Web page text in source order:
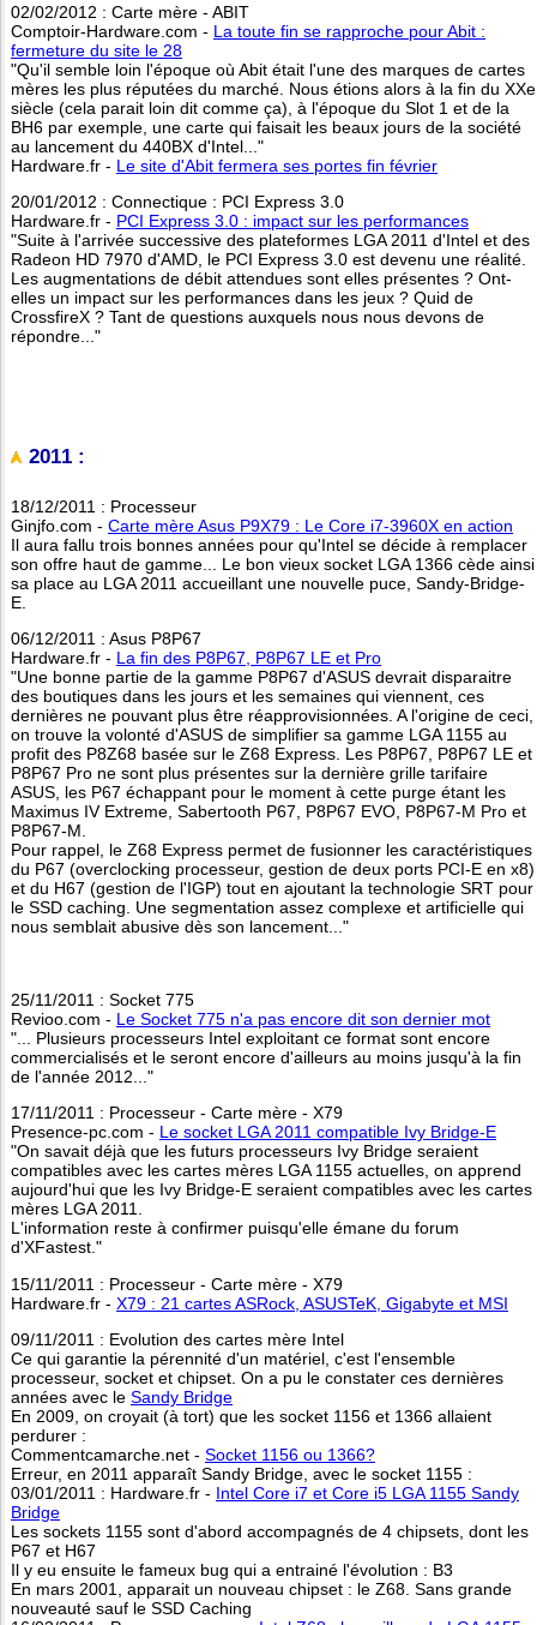
02/02/2012 : Carte mère - ABIT
Comptoir-Hardware.com - La toute fin se rapproche pour Abit :
fermeture du site le 28
"Qu'il semble loin l'époque où Abit était l'une des marques de cartes
mères les plus réputées du marché. Nous étions alors à la fin du XXe
siècle (cela parait loin dit comme ça), à l'époque du Slot 1 et de la
BH6 par exemple, une carte qui faisait les beaux jours de la société
au lancement du 440BX d'Intel..."
Hardware.fr - Le site d'Abit fermera ses portes fin février
20/01/2012 : Connectique : PCI Express 3.0
Hardware.fr - PCI Express 3.0 : impact sur les performances
"Suite à l'arrivée successive des plateformes LGA 2011 d'Intel et des
Radeon HD 7970 d'AMD, le PCI Express 3.0 est devenu une réalité.
Les augmentations de débit attendues sont elles présentes ? Ont-
elles un impact sur les performances dans les jeux ? Quid de
CrossfireX ? Tant de questions auxquels nous nous devons de
répondre..."
2011 :
18/12/2011 : Processeur
Ginjfo.com - Carte mère Asus P9X79 : Le Core i7-3960X en action
Il aura fallu trois bonnes années pour qu'Intel se décide à remplacer
son offre haut de gamme... Le bon vieux socket LGA 1366 cède ainsi
sa place au LGA 2011 accueillant une nouvelle puce, Sandy-Bridge-
E.
06/12/2011 : Asus P8P67
Hardware.fr - La fin des P8P67, P8P67 LE et Pro
"Une bonne partie de la gamme P8P67 d'ASUS devrait disparaitre
des boutiques dans les jours et les semaines qui viennent, ces
dernières ne pouvant plus être réapprovisionnées. A l'origine de ceci,
on trouve la volonté d'ASUS de simplifier sa gamme LGA 1155 au
profit des P8Z68 basée sur le Z68 Express. Les P8P67, P8P67 LE et
P8P67 Pro ne sont plus présentes sur la dernière grille tarifaire
ASUS, les P67 échappant pour le moment à cette purge étant les
Maximus IV Extreme, Sabertooth P67, P8P67 EVO, P8P67-M Pro et
P8P67-M.
Pour rappel, le Z68 Express permet de fusionner les caractéristiques
du P67 (overclocking processeur, gestion de deux ports PCI-E en x8)
et du H67 (gestion de l'IGP) tout en ajoutant la technologie SRT pour
le SSD caching. Une segmentation assez complexe et artificielle qui
nous semblait abusive dès son lancement..."
25/11/2011 : Socket 775
Revioo.com - Le Socket 775 n'a pas encore dit son dernier mot
"... Plusieurs processeurs Intel exploitant ce format sont encore
commercialisés et le seront encore d'ailleurs au moins jusqu'à la fin
de l'année 2012..."
17/11/2011 : Processeur - Carte mère - X79
Presence-pc.com - Le socket LGA 2011 compatible Ivy Bridge-E
"On savait déjà que les futurs processeurs Ivy Bridge seraient
compatibles avec les cartes mères LGA 1155 actuelles, on apprend
aujourd'hui que les Ivy Bridge-E seraient compatibles avec les cartes
mères LGA 2011.
L'information reste à confirmer puisqu'elle émane du forum
d'XFastest."
15/11/2011 : Processeur - Carte mère - X79
Hardware.fr - X79 : 21 cartes ASRock, ASUSTeK, Gigabyte et MSI
09/11/2011 : Evolution des cartes mère Intel
Ce qui garantie la pérennité d'un matériel, c'est l'ensemble
processeur, socket et chipset. On a pu le constater ces dernières
années avec le Sandy Bridge
En 2009, on croyait (à tort) que les socket 1156 et 1366 allaient
perdurer :
Commentcamarche.net - Socket 1156 ou 1366?
Erreur, en 2011 apparaît Sandy Bridge, avec le socket 1155 :
03/01/2011 : Hardware.fr - Intel Core i7 et Core i5 LGA 1155 Sandy
Bridge
Les sockets 1155 sont d'abord accompagnés de 4 chipsets, dont les
P67 et H67
Il y eu ensuite le fameux bug qui a entrainé l'évolution : B3
En mars 2001, apparait un nouveau chipset : le Z68. Sans grande
nouveauté sauf le SSD Caching